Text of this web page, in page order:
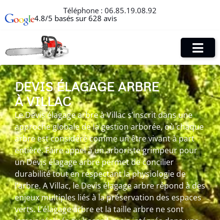
Téléphone : 06.85.19.08.92
4.8/5 basés sur 628 avis
DEVIS ÉLAGAGE ARBRE
À VILLAC
Le Devis élagage arbre à Villac s’inscrit dans une
approche globale de la gestion arborée, où chaque
arbre est considéré comme un être vivant à part
entière. Faire appel à un arboriste grimpeur pour
un Devis élagage arbre permet de concilier
durabilité tout en respectant la physiologie de
l’arbre. A Villac, le Devis élagage arbre répond à des
enjeux multiples liés à la préservation des espaces
verts. L’élagage arbre et la taille arbre ne sont